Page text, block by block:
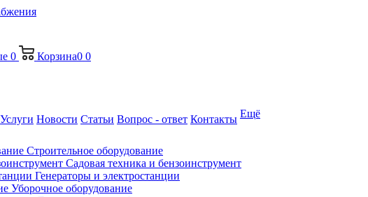
0 Корзина0 0
Услуги Новости Статьи Вопрос - ответ Контакты Ещё
Строительное оборудование
Садовая техника и бензоинструмент
Генераторы и электростанции
Уборочное оборудование